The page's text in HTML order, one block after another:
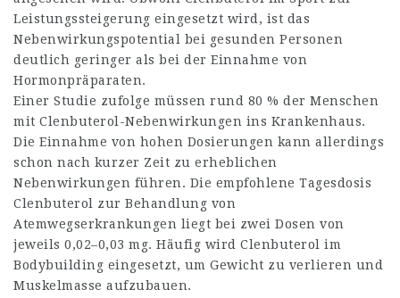
Leistungssteigerung eingesetzt wird, ist das
Nebenwirkungspotential bei gesunden Personen
deutlich geringer als bei der Einnahme von
Hormonpräparaten.
Einer Studie zufolge müssen rund 80 % der Menschen
mit Clenbuterol-Nebenwirkungen ins Krankenhaus.
Die Einnahme von hohen Dosierungen kann allerdings
schon nach kurzer Zeit zu erheblichen
Nebenwirkungen führen. Die empfohlene Tagesdosis
Clenbuterol zur Behandlung von
Atemwegserkrankungen liegt bei zwei Dosen von
jeweils 0,02–0,03 mg. Häufig wird Clenbuterol im
Bodybuilding eingesetzt, um Gewicht zu verlieren und
Muskelmasse aufzubauen.